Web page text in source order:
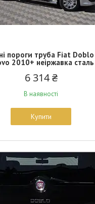
пороги труба Fiat Doblo
2010+ неіржавка сталь
6 314 ₴
В наявності
Купити